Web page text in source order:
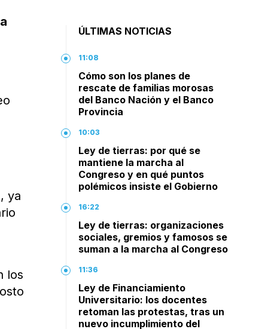
ya
los
ÚLTIMAS NOTICIAS
11:08
Cómo son los planes de
rescate de familias morosas
del Banco Nación y el Banco
Provincia
10:03
Ley de tierras: por qué se
mantiene la marcha al
Congreso y en qué puntos
polémicos insiste el Gobierno
16:22
Ley de tierras: organizaciones
sociales, gremios y famosos se
suman a la marcha al Congreso
11:36
Ley de Financiamiento
Universitario: los docentes
retoman las protestas, tras un
nuevo incumplimiento del